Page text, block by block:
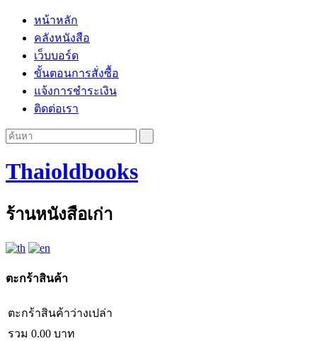
หน้าหลัก
คลังหนังสือ
เว็บบอร์ด
ขั้นตอนการสั่งซื้อ
แจ้งการชำระเงิน
ติดต่อเรา
Thaioldbooks
ร้านหนังสือเก่า
ตะกร้าสินค้า
ตะกร้าสินค้าว่างเปล่า
รวม 0.00 บาท